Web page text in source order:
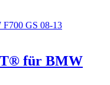
für BMW